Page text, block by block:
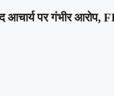
आचार्य पर गंभीर आरोप,